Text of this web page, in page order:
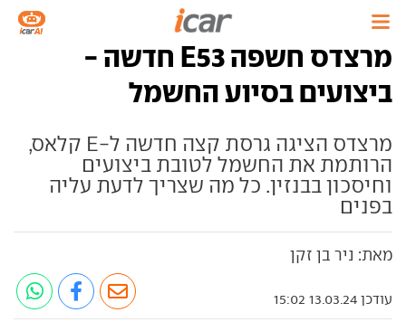
מרצדס חשפה E53 חדשה -
ביצועים בסיוע החשמל
מרצדס הציגה גרסת קצה חדשה ל-E קלאס,
הרותמת את החשמל לטובת ביצועים
וחיסכון בבנזין. כל מה שצריך לדעת עליה
בפנים
מאת: ניר בן זקן
עודכן 13.03.24 15:02